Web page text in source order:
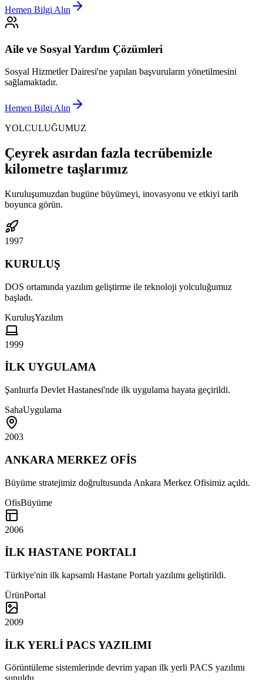
Hemen Bilgi Alın
Aile ve Sosyal Yardım Çözümleri
Sosyal Hizmetler Dairesi'ne yapılan başvuruların yönetilmesini
sağlamaktadır.
Hemen Bilgi Alın
YOLCULUĞUMUZ
Çeyrek asırdan fazla tecrübemizle
kilometre taşlarımız
Kuruluşumuzdan bugüne büyümeyi, inovasyonu ve etkiyi tarih
boyunca görün.
1997
KURULUŞ
DOS ortamında yazılım geliştirme ile teknoloji yolculuğumuz
başladı.
KuruluşYazılım
1999
İLK UYGULAMA
Şanlıurfa Devlet Hastanesi'nde ilk uygulama hayata geçirildi.
SahaUygulama
2003
ANKARA MERKEZ OFİS
Büyüme stratejimiz doğrultusunda Ankara Merkez Ofisimiz açıldı.
OfisBüyüme
2006
İLK HASTANE PORTALI
Türkiye'nin ilk kapsamlı Hastane Portalı yazılımı geliştirildi.
ÜrünPortal
2009
İLK YERLİ PACS YAZILIMI
Görüntüleme sistemlerinde devrim yapan ilk yerli PACS yazılımı